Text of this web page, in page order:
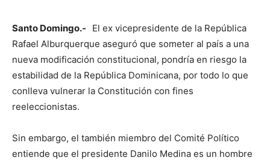
Santo Domingo.-
El ex vicepresidente de la República
Rafael Alburquerque aseguró que someter al país a una
nueva modificación constitucional, pondría en riesgo la
estabilidad de la República Dominicana, por todo lo que
conlleva vulnerar la Constitución con fines
reeleccionistas.
Sin embargo, el también miembro del Comité Político
entiende que el presidente Danilo Medina es un hombre